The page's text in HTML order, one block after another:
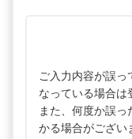
ご入力内容が誤っ
なっている場合は
また、何度か誤
かる場合がござい